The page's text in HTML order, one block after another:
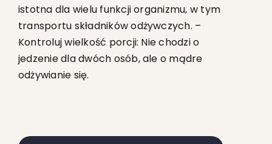
istotna dla wielu funkcji organizmu, w tym
transportu składników odżywczych. –
Kontroluj wielkość porcji: Nie chodzi o
jedzenie dla dwóch osób, ale o mądre
odżywianie się.